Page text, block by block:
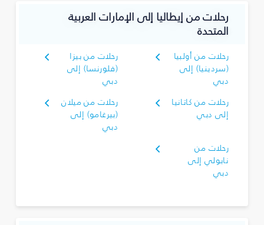
رحلات من إيطاليا إلى الإمارات العربية
المتحدة
رحلات من أولبيا
(سردينيا) إلى
دبي
رحلات من بيزا
(فلورنسا) إلى
دبي
رحلات من كاتانيا
إلى دبي
رحلات من ميلان
(بيرغامو) إلى
دبي
رحلات من
نابولي إلى
دبي